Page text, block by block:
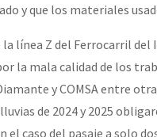
y que los materiales
la línea Z del Ferrocarril
la mala calidad de los
y COMSA entre
de 2024 y 2025
caso del pasaje a solo